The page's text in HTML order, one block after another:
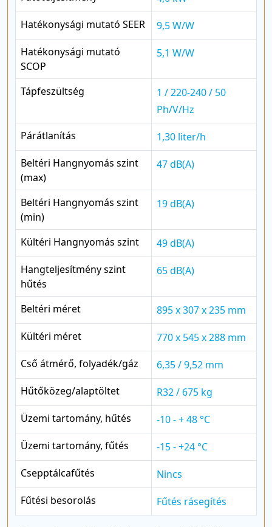
Hatékonysági mutató SEER
9,5 W/W
Hatékonysági mutató
SCOP
5,1 W/W
Tápfeszültség
1 / 220-240 / 50
Ph/V/Hz
Párátlanítás
1,30 liter/h
Beltéri Hangnyomás szint
(max)
47 dB(A)
Beltéri Hangnyomás szint
(min)
19 dB(A)
Kültéri Hangnyomás szint
49 dB(A)
Hangteljesítmény szint
hűtés
65 dB(A)
Beltéri méret
895 x 307 x 235 mm
Kültéri méret
770 x 545 x 288 mm
Cső átmérő, folyadék/gáz
6,35 / 9,52 mm
Hűtőközeg/alaptöltet
R32 / 675 kg
Üzemi tartomány, hűtés
-10 - + 48 °C
Üzemi tartomány, fűtés
-15 - +24 °C
Csepptálcafűtés
Nincs
Fűtési besorolás
Fűtés rásegítés